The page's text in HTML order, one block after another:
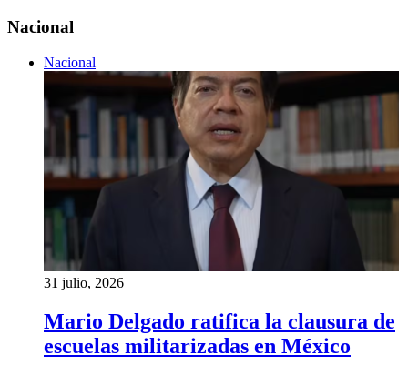
Nacional
Nacional
31 julio, 2026
Mario Delgado ratifica la clausura de
escuelas militarizadas en México